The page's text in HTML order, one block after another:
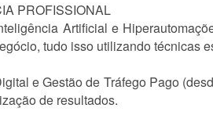
PROFISSIONAL
Artificial e
tudo isso utilizando técnicas
e Gestão de Tráfego Pago
de resultados.